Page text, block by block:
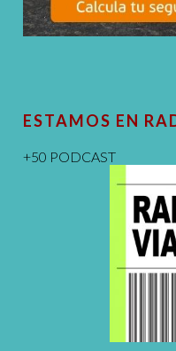
ESTAMOS EN
+50 PODCAST